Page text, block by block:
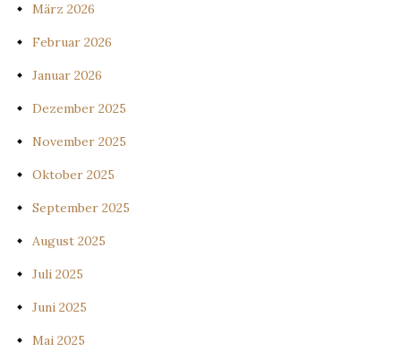
März 2026
Februar 2026
Januar 2026
Dezember 2025
November 2025
Oktober 2025
September 2025
August 2025
Juli 2025
Juni 2025
Mai 2025